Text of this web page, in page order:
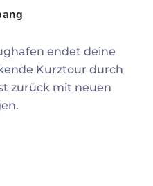
endet deine
Kurztour durch
zurück mit neuen